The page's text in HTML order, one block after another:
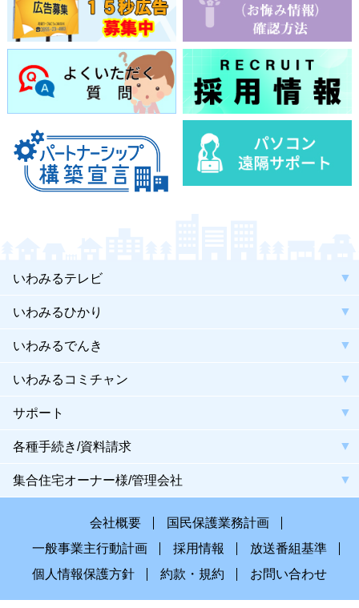
いわみるテレビ
いわみるひかり
いわみるでんき
いわみるコミチャン
サポート
各種手続き/資料請求
集合住宅オーナー様/管理会社
会社概要
国民保護業務計画
一般事業主行動計画
採用情報
放送番組基準
個人情報保護方針
約款・規約 お問い合わせ